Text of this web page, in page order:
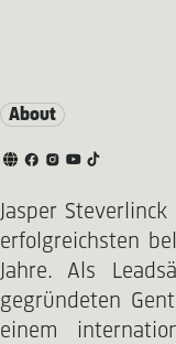
About
Jasper
erfolgreichsten
Jahre. Als
gegründeten
einem